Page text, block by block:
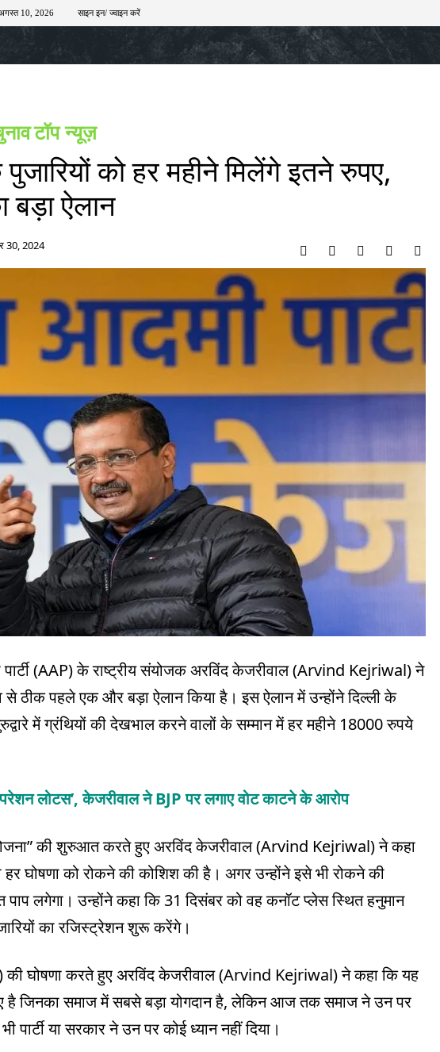
अगस्त 10, 2026 साइन इन/ ज्वाइन करें
चुनाव खेल टेक – ऑटो राज्य मनोरंजन लाइफस्टाइल
टॉप न्यूज़
को हर महीने मिलेंगे इतने रुपए,
बड़ा ऐलान
30, 2024
(AAP) के राष्ट्रीय संयोजक अरविंद केजरीवाल (Arvind Kejriwal) ने
से ठीक पहले एक और बड़ा ऐलान किया है। इस ऐलान में उन्होंने दिल्ली के
में ग्रंथियों की देखभाल करने वालों के सम्मान में हर महीने 18000 रुपये
लोटस’, केजरीवाल ने BJP पर लगाए वोट काटने के आरोप
योजना” की शुरुआत करते हुए अरविंद केजरीवाल (Arvind Kejriwal) ने कहा
हर घोषणा को रोकने की कोशिश की है। अगर उन्होंने इसे भी रोकने की
पाप लगेगा। उन्होंने कहा कि 31 दिसंबर को वह कनॉट प्लेस स्थित हनुमान
का रजिस्ट्रेशन शुरू करेंगे।
घोषणा करते हुए अरविंद केजरीवाल (Arvind Kejriwal) ने कहा कि यह
है जिनका समाज में सबसे बड़ा योगदान है, लेकिन आज तक समाज ने उन पर
पार्टी या सरकार ने उन पर कोई ध्यान नहीं दिया।